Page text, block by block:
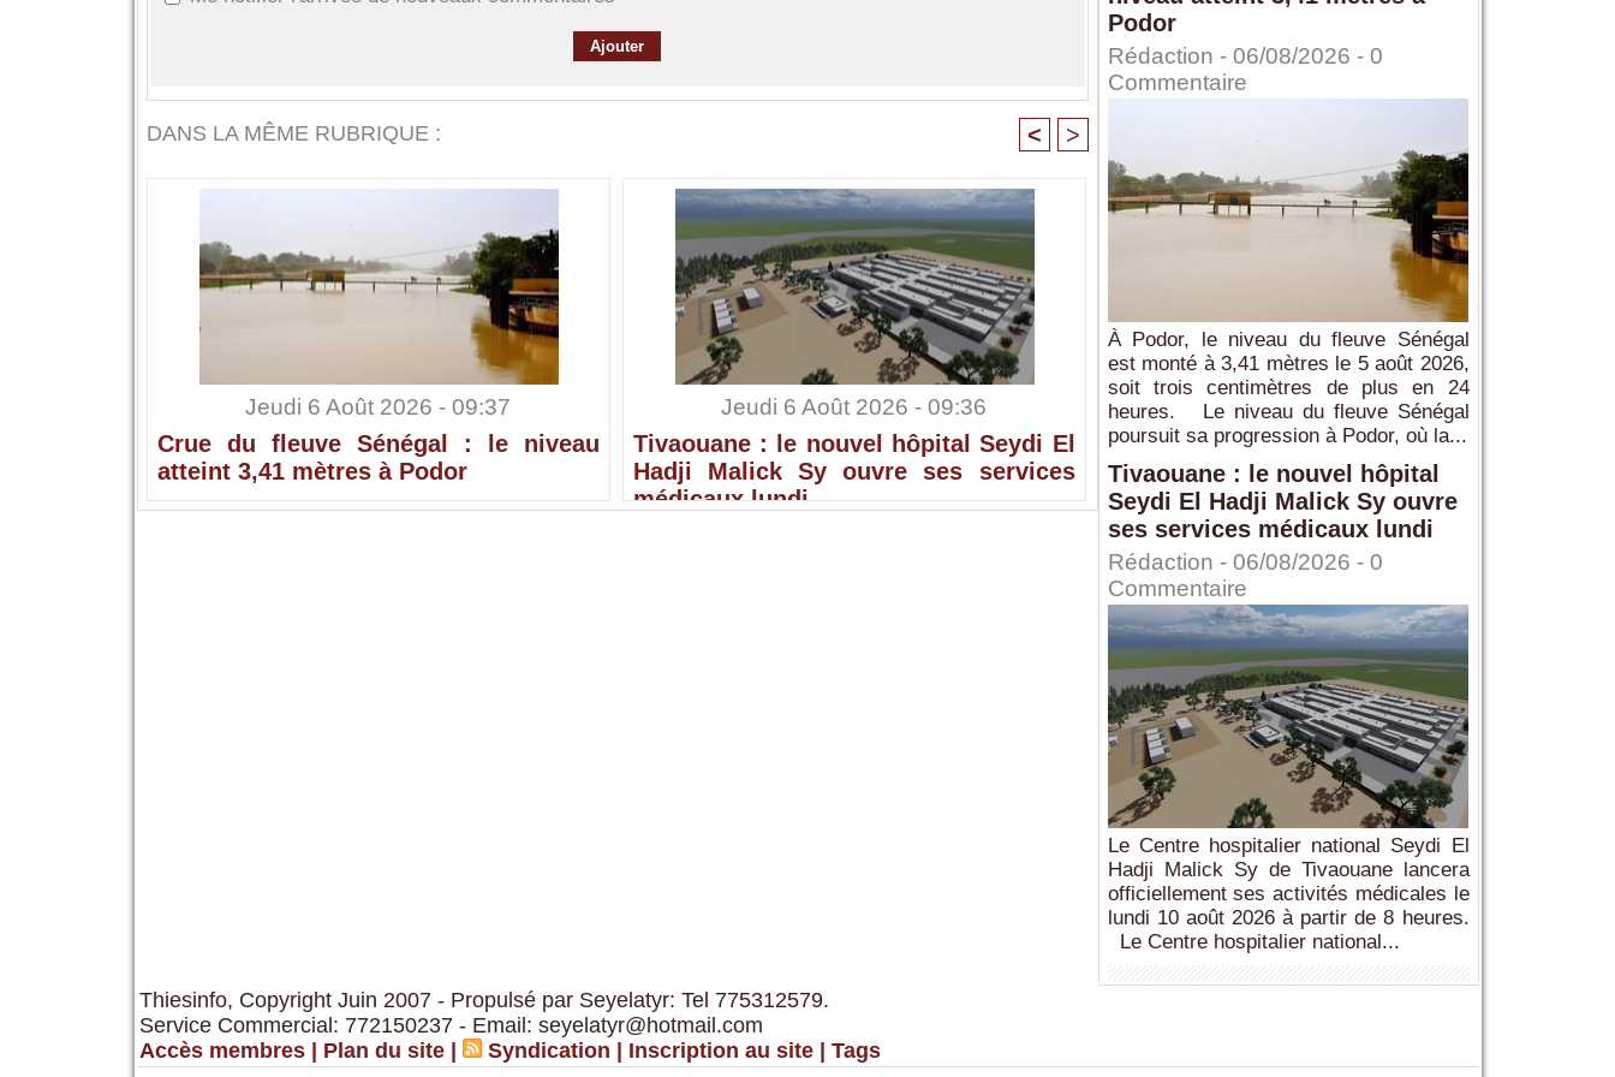
DANS LA MÊME RUBRIQUE : < >
Jeudi 6 Août 2026 - 09:37
Crue du fleuve Sénégal : le niveau
atteint 3,41 mètres à Podor
Jeudi 6 Août 2026 - 09:36
Tivaouane : le nouvel hôpital Seydi El
Hadji Malick Sy ouvre ses services
médicaux lundi
Podor
Rédaction - 06/08/2026 - 0
Commentaire
À Podor, le niveau du fleuve Sénégal
est monté à 3,41 mètres le 5 août 2026,
soit trois centimètres de plus en 24
heures. Le niveau du fleuve Sénégal
poursuit sa progression à Podor, où la...
Tivaouane : le nouvel hôpital
Seydi El Hadji Malick Sy ouvre
ses services médicaux lundi
Rédaction - 06/08/2026 - 0
Commentaire
Le Centre hospitalier national Seydi El
Hadji Malick Sy de Tivaouane lancera
officiellement ses activités médicales le
lundi 10 août 2026 à partir de 8 heures.
Le Centre hospitalier national...
Thiesinfo, Copyright Juin 2007 - Propulsé par Seyelatyr: Tel 775312579.
Service Commercial: 772150237 - Email: seyelatyr@hotmail.com
Accès membres
Plan du site Syndication Inscription au site Tags